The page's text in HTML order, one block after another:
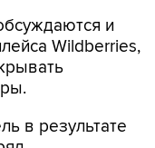
и
Wildberries,
в результате